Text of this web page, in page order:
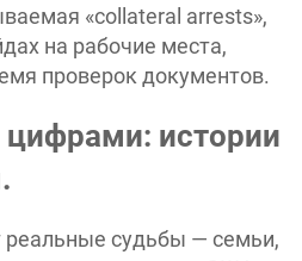
«collateral arrests»,
на рабочие места,
проверок документов.
цифрами: истории
реальные судьбы — семьи,